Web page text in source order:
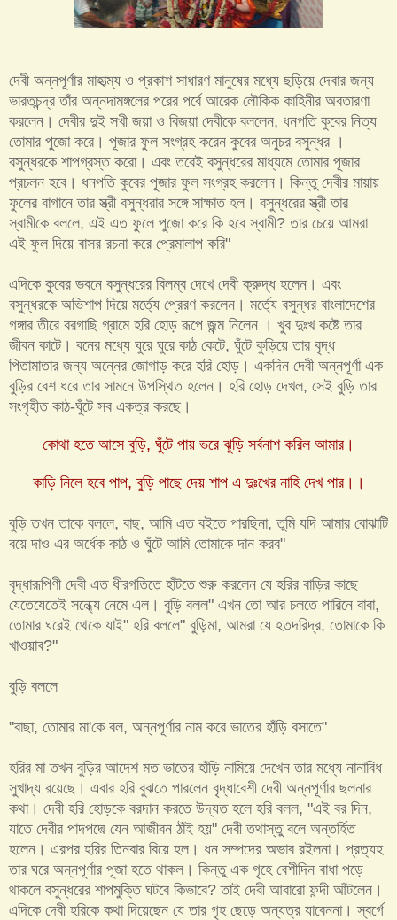
দেবী অন্নপূর্ণার মাহাত্ম্য ও প্রকাশ সাধারণ মানুষের মধ্যে ছড়িয়ে দেবার জন্য
ভারতচন্দ্র তাঁর অন্নদামঙ্গলের পরের পর্বে আরেক লৌকিক কাহিনীর অবতারণা
করলেন। দেবীর দুই সখী জয়া ও বিজয়া দেবীকে বললেন, ধনপতি কুবের নিত্য
তোমার পুজো করে। পূজার ফুল সংগ্রহ করেন কুবের অনুচর বসুন্ধর ।
বসুন্ধরকে শাপগ্রস্ত করো। এবং তবেই বসুন্ধরের মাধ্যমে তোমার পূজার
প্রচলন হবে। ধনপতি কুবের পূজার ফুল সংগ্রহ করলেন। কিন্তু দেবীর মায়ায়
ফুলের বাগানে তার স্ত্রী বসুন্ধরার সঙ্গে সাক্ষাত হল। বসুন্ধরের স্ত্রী তার
স্বামীকে বললে, এই এত ফুলে পুজো করে কি হবে স্বামী? তার চেয়ে আমরা
এই ফুল দিয়ে বাসর রচনা করে প্রেমালাপ করি"
এদিকে কুবের ভবনে বসুন্ধরের বিলম্ব দেখে দেবী ক্রুদ্ধ হলেন। এবং
বসুন্ধরকে অভিশাপ দিয়ে মর্ত্যে প্রেরণ করলেন। মর্ত্যে বসুন্ধর বাংলাদেশের
গঙ্গার তীরে বরগাছি গ্রামে হরি হোড় রূপে জন্ম নিলেন । খুব দুঃখ কষ্টে তার
জীবন কাটে। বনের মধ্যে ঘুরে ঘুরে কাঠ কেটে, ঘুঁটে কুড়িয়ে তার বৃদ্ধ
পিতামাতার জন্য অন্নের জোগাড় করে হরি হোড়। একদিন দেবী অন্নপূর্ণা এক
বুড়ির বেশ ধরে তার সামনে উপস্থিত হলেন। হরি হোড় দেখল, সেই বুড়ি তার
সংগৃহীত কাঠ-ঘুঁটে সব একত্র করছে।
কোথা হতে আসে বুড়ি, ঘুঁটে পায় ভরে ঝুড়ি সর্বনাশ করিল আমার।
কাড়ি নিলে হবে পাপ, বুড়ি পাছে দেয় শাপ এ দুঃখের নাহি দেখ পার।।
বুড়ি তখন তাকে বললে, বাছ, আমি এত ব‌ইতে পারছিনা, তুমি যদি আমার বোঝাটি
বয়ে দাও এর অর্ধেক কাঠ ও ঘুঁটে আমি তোমাকে দান করব"
বৃদ্ধারূপিণী দেবী এত ধীরগতিতে হাঁটতে শুরু করলেন যে হরির বাড়ির কাছে
যেতেযেতেই সন্ধ্যে নেমে এল। বুড়ি বলল" এখন তো আর চলতে পারিনে বাবা,
তোমার ঘরেই থেকে যাই" হরি বললে" বুড়িমা, আমরা যে হতদরিদ্র, তোমাকে কি
খাওয়াব?"
বুড়ি বললে
"বাছা, তোমার মা'কে বল, অন্নপূর্ণার নাম করে ভাতের হাঁড়ি বসাতে"
হরির মা তখন বুড়ির আদেশ মত ভাতের হাঁড়ি নামিয়ে দেখেন তার মধ্যে নানাবিধ
সুখাদ্য রয়েছে। এবার হরি বুঝতে পারলেন বৃদ্ধাবেশী দেবী অন্নপূর্ণার ছলনার
কথা। দেবী হরি হোড়কে বরদান করতে উদ্যত হলে হরি বলল, "এই বর দিন,
যাতে দেবীর পাদপদ্মে যেন আজীবন ঠাঁই হয়" দেবী তথাস্তু বলে অন্তর্হিত
হলেন। এরপর হরির তিনবার বিয়ে হল। ধন সম্পদের অভাব র‌ইলনা। প্রত্যহ
তার ঘরে অন্নপূর্ণার পূজা হতে থাকল। কিন্তু এক গৃহে বেশীদিন বাধা পড়ে
থাকলে বসুন্ধরের শাপমুক্তি ঘটবে কিভাবে? তাই দেবী আবারো ফন্দী আঁটলেন।
এদিকে দেবী হরিকে কথা দিয়েছেন যে তার গৃহ ছেড়ে অন্যত্র যাবেননা। স্বর্গে